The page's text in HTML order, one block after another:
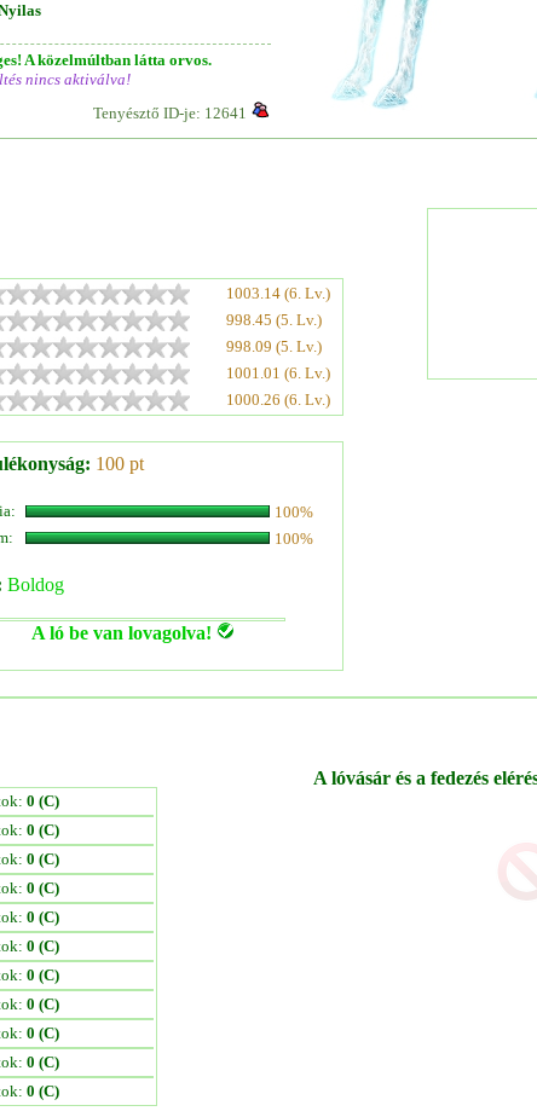
A közelmúltban látta orvos.
nincs aktiválva!
Tenyésztő ID-je: 12641
1003.14 (6. Lv.)
998.45 (5. Lv.)
998.09 (5. Lv.)
1001.01 (6. Lv.)
1000.26 (6. Lv.)
100 pt
100%
100%
Boldog
A ló be van lovagolva!
0 (C)
0 (C)
0 (C)
0 (C)
0 (C)
0 (C)
0 (C)
0 (C)
0 (C)
0 (C)
0 (C)
A lóvásár és a fedezés